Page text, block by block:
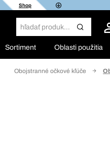
Shop
Sortiment Oblasti použitia
Obojstranné očkové kľúče